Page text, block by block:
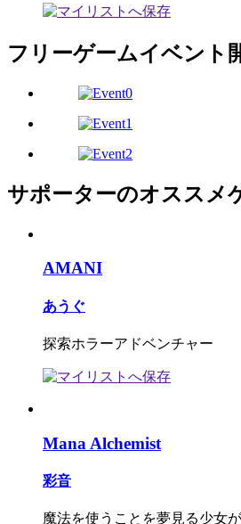
フリーゲームイベント
サポーターのオススメ
AMANI
あうぐ
探索ホラーアドベンチャー
Mana Alchemist
彩音
魔法を使うことを夢見る少女